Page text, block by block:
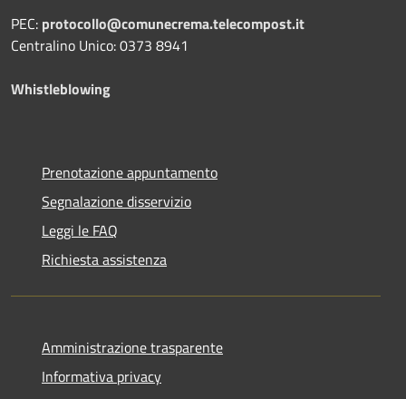
PEC: protocollo@comunecrema.telecompost.it
Centralino Unico: 0373 8941
Whistleblowing
Prenotazione appuntamento
Segnalazione disservizio
Leggi le FAQ
Richiesta assistenza
Amministrazione trasparente
Informativa privacy